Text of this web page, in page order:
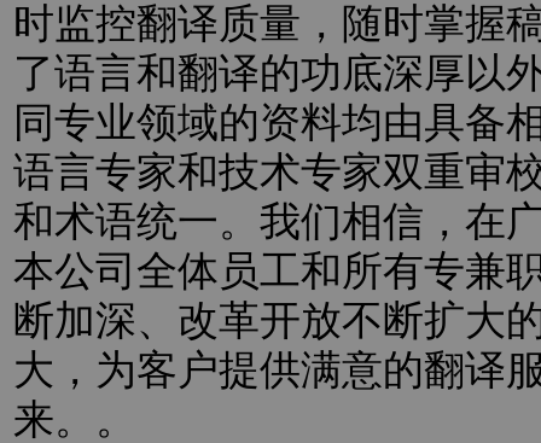
时监控翻译质量，随时掌握
了语言和翻译的功底深厚以
同专业领域的资料均由具备
语言专家和技术专家双重审
和术语统一。我们相信，在
本公司全体员工和所有专兼
断加深、改革开放不断扩大
大，为客户提供满意的翻译
来。。